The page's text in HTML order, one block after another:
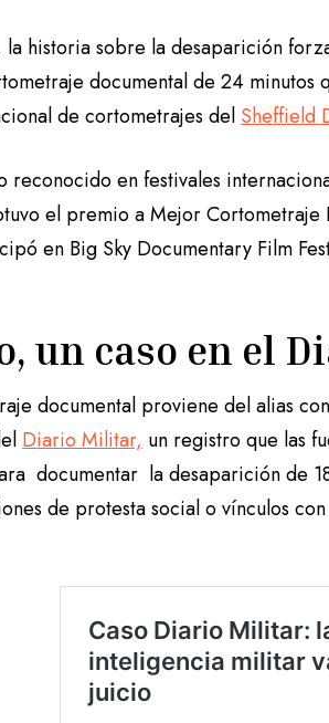
la historia sobre la desaparición
documental de 24 minutos
de cortometrajes delSheffield
reconocido en festivales
el premio a Mejor Cortometraje
en Big Sky Documentary Film
un caso en el
documental proviene del alias
Diario Militar, un registro que las
documentar la desaparición de
de protesta social o vínculos